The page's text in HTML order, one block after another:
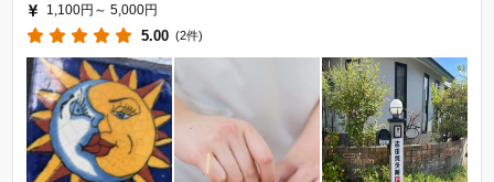
1,100円～ 5,000円
5.00 (2件)